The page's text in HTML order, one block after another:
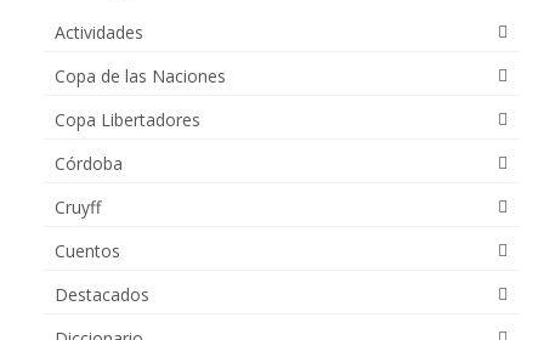
Actividades
Copa de las Naciones
Copa Libertadores
Córdoba
Cruyff
Cuentos
Destacados